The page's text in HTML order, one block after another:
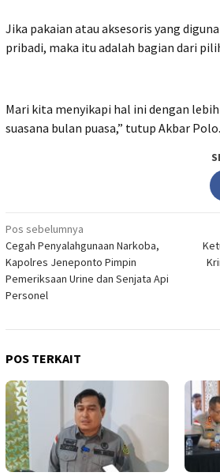
Jika pakaian atau aksesoris yang
pribadi, maka itu adalah bagian dari
Mari kita menyikapi hal ini dengan
suasana bulan puasa,” tutup Akbar Polo.
Navigasi
pos
Pos sebelumnya
Cegah Penyalahgunaan Narkoba,
Kapolres Jeneponto Pimpin
Pemeriksaan Urine dan Senjata Api
Personel
POS TERKAIT